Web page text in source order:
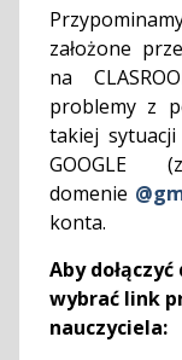
założone
na
problemy z
takiej
GOOGLE
domenie
konta.
Aby
wybrać link
nauczyciela: